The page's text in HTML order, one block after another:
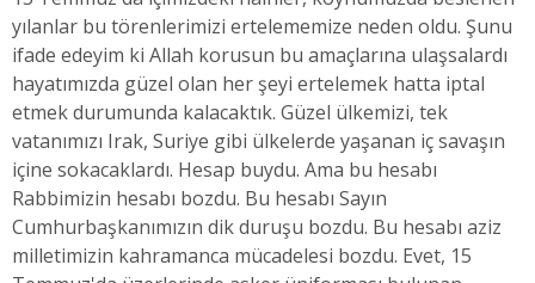
yılanlar bu törenlerimizi ertelememize neden oldu. Şunu
ifade edeyim ki Allah korusun bu amaçlarına ulaşsalardı
hayatımızda güzel olan her şeyi ertelemek hatta iptal
etmek durumunda kalacaktık. Güzel ülkemizi, tek
vatanımızı Irak, Suriye gibi ülkelerde yaşanan iç savaşın
içine sokacaklardı. Hesap buydu. Ama bu hesabı
Rabbimizin hesabı bozdu. Bu hesabı Sayın
Cumhurbaşkanımızın dik duruşu bozdu. Bu hesabı aziz
milletimizin kahramanca mücadelesi bozdu. Evet, 15